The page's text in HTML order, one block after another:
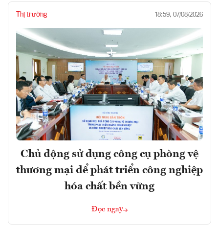
Thị trường 18:59, 07/08/2026
Chủ động sử dụng công cụ phòng vệ
thương mại để phát triển công nghiệp
hóa chất bền vững
Đọc ngay